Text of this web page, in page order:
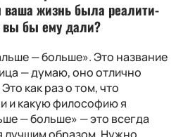
жизнь была реалити-
вы бы ему дали?
— больше». Это название
— думаю, оно отлично
как раз о том, что
и какую философию я
— больше» — это всегда